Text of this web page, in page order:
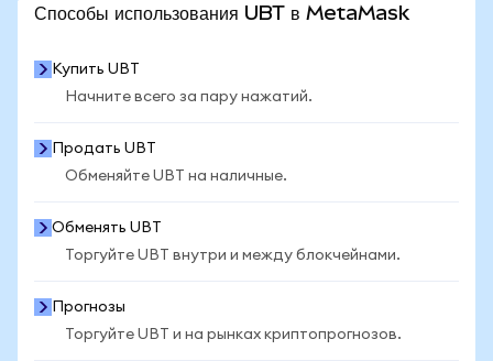
Способы использования UBT в MetaMask
Купить UBT
Начните всего за пару нажатий.
Продать UBT
Обменяйте UBT на наличные.
Обменять UBT
Торгуйте UBT внутри и между блокчейнами.
Прогнозы
Торгуйте UBT и на рынках криптопрогнозов.